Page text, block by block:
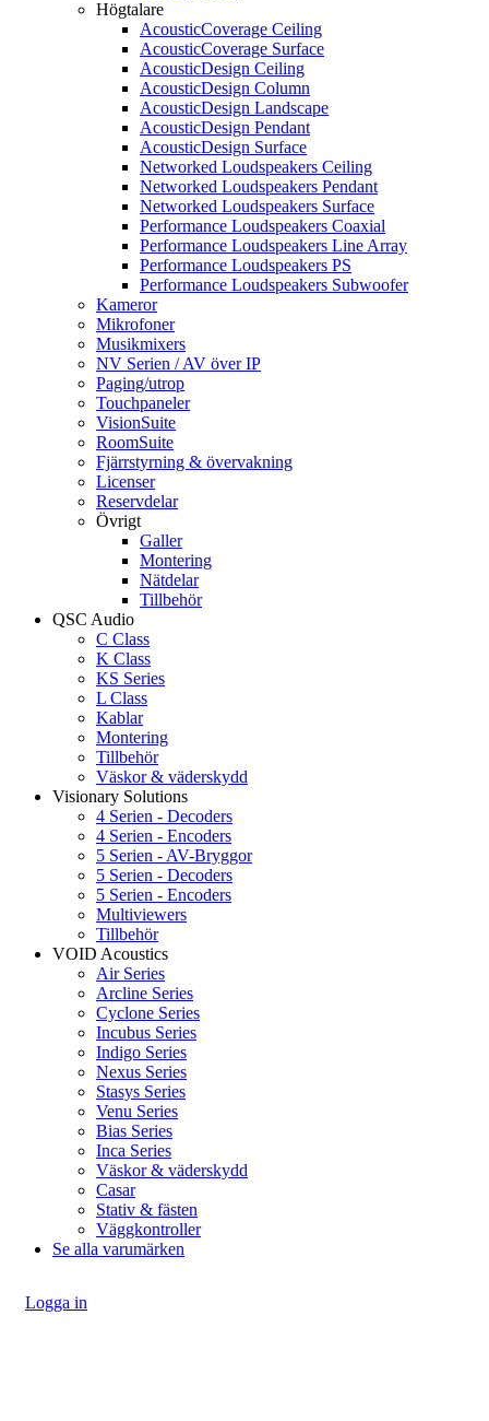
Högtalare
AcousticCoverage Ceiling
AcousticCoverage Surface
AcousticDesign Ceiling
AcousticDesign Column
AcousticDesign Landscape
AcousticDesign Pendant
AcousticDesign Surface
Networked Loudspeakers Ceiling
Networked Loudspeakers Pendant
Networked Loudspeakers Surface
Performance Loudspeakers Coaxial
Performance Loudspeakers Line Array
Performance Loudspeakers PS
Performance Loudspeakers Subwoofer
Kameror
Mikrofoner
Musikmixers
NV Serien / AV över IP
Paging/utrop
Touchpaneler
VisionSuite
RoomSuite
Fjärrstyrning & övervakning
Licenser
Reservdelar
Övrigt
Galler
Montering
Nätdelar
Tillbehör
QSC Audio
C Class
K Class
KS Series
L Class
Kablar
Montering
Tillbehör
Väskor & väderskydd
Visionary Solutions
4 Serien - Decoders
4 Serien - Encoders
5 Serien - AV-Bryggor
5 Serien - Decoders
5 Serien - Encoders
Multiviewers
Tillbehör
VOID Acoustics
Air Series
Arcline Series
Cyclone Series
Incubus Series
Indigo Series
Nexus Series
Stasys Series
Venu Series
Bias Series
Inca Series
Väskor & väderskydd
Casar
Stativ & fästen
Väggkontroller
Se alla varumärken
Logga in